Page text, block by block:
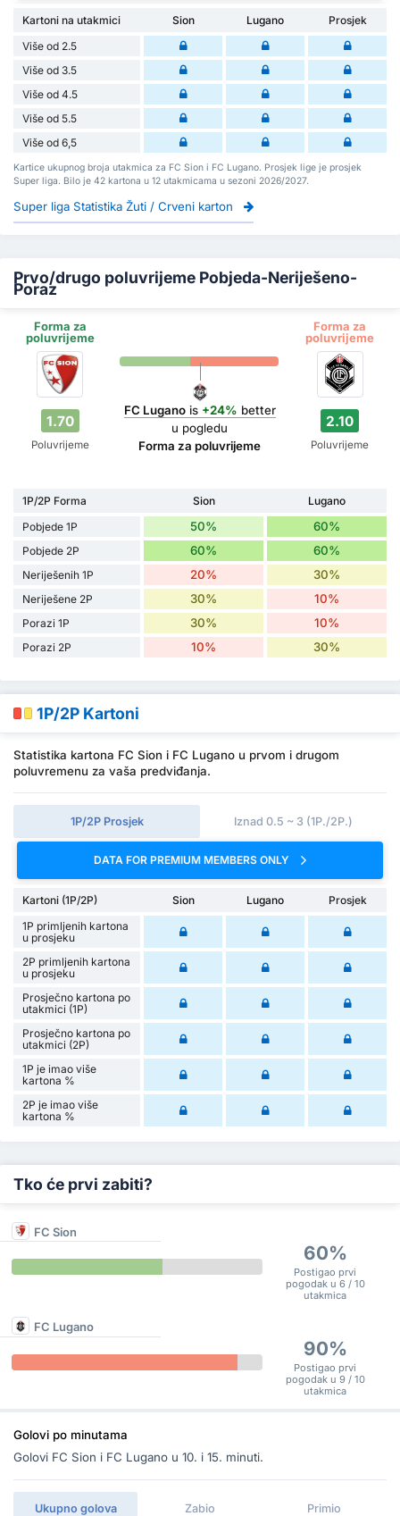
Kartoni na utakmici Sion Lugano
Prosjek
Više od 2.5
Više od 3.5
Više od 4.5
Više od 5.5
Više od 6,5
Kartice ukupnog broja utakmica za FC Sion i FC Lugano. Prosjek lige je prosjek
Super liga. Bilo je 42 kartona u 12 utakmicama u sezoni 2026/2027.
Super liga Statistika Žuti / Crveni karton
Prvo/drugo poluvrijeme Pobjeda-Neriješeno-
Poraz
Forma za
poluvrijeme
Forma za
poluvrijeme
1.70
Poluvrijeme
FC Luganois +24% better
u pogledu
Forma za poluvrijeme
2.10
Poluvrijeme
1P/2P Forma Sion
Lugano
Pobjede 1P
50% 60%
Pobjede 2P 60% 60%
Neriješenih 1P 20% 30%
Neriješene 2P 30% 10%
Porazi 1P 30% 10%
Porazi 2P 10% 30%
1P/2P Kartoni
Statistika kartona FC Sion i FC Lugano u prvom i drugom
poluvremenu za vaša predviđanja.
1P/2P Prosjek Iznad 0.5 ~ 3 (1P./2P.)
DATA FOR PREMIUM MEMBERS ONLY
Kartoni (1P/2P) Sion Lugano
Prosjek
1P primljenih kartona
u prosjeku
2P primljenih kartona
u prosjeku
Prosječno kartona po
utakmici (1P)
Prosječno kartona po
utakmici (2P)
1P je imao više
kartona %
2P je imao više
kartona %
Tko će prvi zabiti?
FC Sion
60%
Postigao prvi
pogodak u 6 / 10
utakmica
FC Lugano
90%
Postigao prvi
pogodak u 9 / 10
utakmica
Golovi po minutama
Golovi FC Sion i FC Lugano u 10. i 15. minuti.
Ukupno golova Zabio Primio